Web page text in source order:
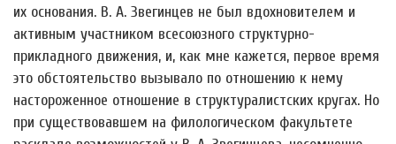
их основания. В. А. Звегинцев не был вдохновителем и
активным участником всесоюзного структурно-
прикладного движения, и, как мне кажется, первое время
это обстоятельство вызывало по отношению к нему
настороженное отношение в структуралистских кругах. Но
при существовавшем на филологическом факультете